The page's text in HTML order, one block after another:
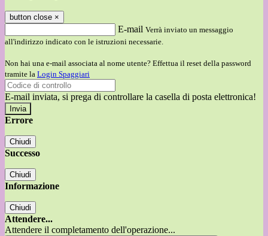
button close ×
E-mail Verrà inviato un messaggio
all'indirizzo indicato con le istruzioni necessarie.
Non hai una e-mail associata al nome utente? Effettua il reset della password
tramite la Login Spaggiari
E-mail inviata, si prega di controllare la casella di posta elettronica!
Errore
Chiudi
Successo
Chiudi
Informazione
Chiudi
Attendere...
Attendere il completamento dell'operazione...